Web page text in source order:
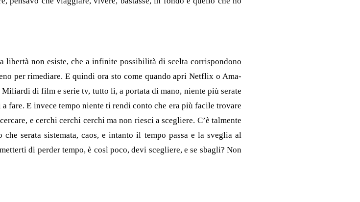
libertà non esiste, che a infinite possibilità di scelta corrispondono
per rimediare. E quindi ora sto come quando apri Netflix o Ama­
di film e serie tv, tutto lì, a portata di mano, niente più se­rate
fare. E invece tempo niente ti rendi conto che era più facile trovare
e cerchi cerchi cerchi ma non riesci a scegliere. C’è talmente
serata sistemata, caos, e intanto il tempo passa e la sveglia al
di perder tempo, è così poco, devi scegliere, e se sbagli? Non